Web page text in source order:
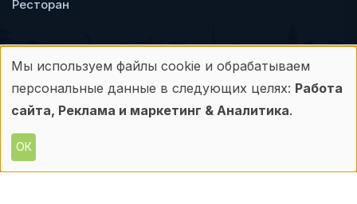
Ресторан
Пользовательское
соглашение
Политика
конфиденциальности
Любое использование материалов с данного
Использование
персональных
данных
и
Мы используем файлы cookie и обрабатываем
персональные данные в следующих целях: Работа
сайта, Реклама и маркетинг & Аналитика.
ОК